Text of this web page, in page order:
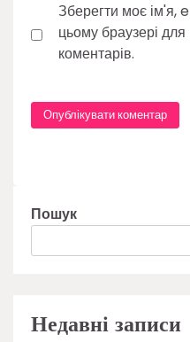
Зберегти моє ім'я,
цьому браузері
коментарів.
Пошук
Недавні записи